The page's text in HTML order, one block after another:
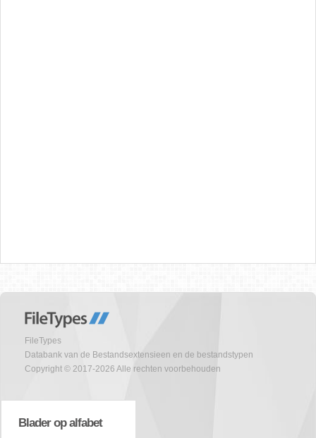
FileTypes
Databank van de Bestandsextensieen en de bestandstypen
Copyright © 2017-2026 Alle rechten voorbehouden
Blader op alfabet